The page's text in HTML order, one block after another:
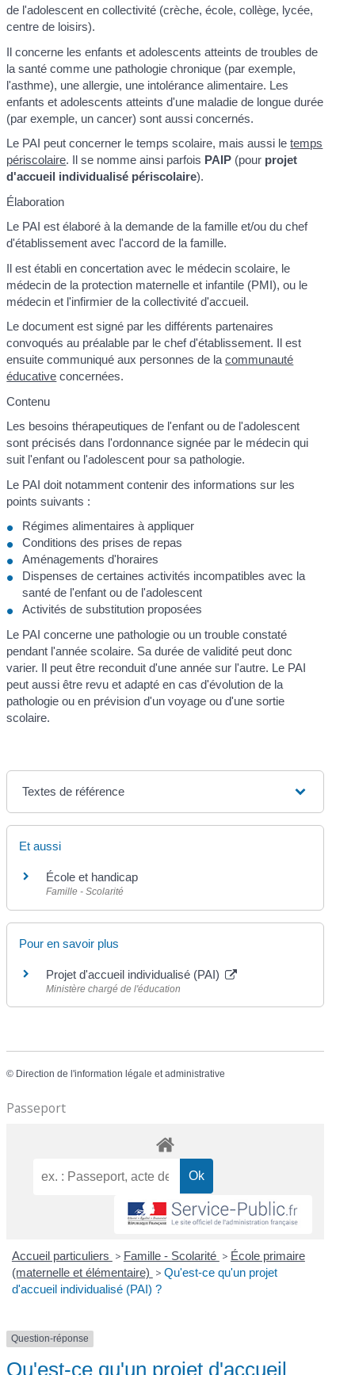
de l'adolescent en collectivité (crèche, école, collège, lycée,
centre de loisirs).
Il concerne les enfants et adolescents atteints de troubles de
la santé comme une pathologie chronique (par exemple,
l'asthme), une allergie, une intolérance alimentaire. Les
enfants et adolescents atteints d'une maladie de longue durée
(par exemple, un cancer) sont aussi concernés.
Le PAI peut concerner le temps scolaire, mais aussi letemps
périscolaire. Il se nomme ainsi parfois PAIP (pour projet
d'accueil individualisé périscolaire).
Élaboration
Le PAI est élaboré à la demande de la famille et/ou du chef
d'établissement avec l'accord de la famille.
Il est établi en concertation avec le médecin scolaire, le
médecin de la protection maternelle et infantile (PMI), ou le
médecin et l'infirmier de la collectivité d'accueil.
Le document est signé par les différents partenaires
convoqués au préalable par le chef d'établissement. Il est
ensuite communiqué aux personnes de lacommunauté
éducative concernées.
Contenu
Les besoins thérapeutiques de l'enfant ou de l'adolescent
sont précisés dans l'ordonnance signée par le médecin qui
suit l'enfant ou l'adolescent pour sa pathologie.
Le PAI doit notamment contenir des informations sur les
points suivants :
Régimes alimentaires à appliquer
Conditions des prises de repas
Aménagements d'horaires
Dispenses de certaines activités incompatibles avec la
santé de l'enfant ou de l'adolescent
Activités de substitution proposées
Le PAI concerne une pathologie ou un trouble constaté
pendant l'année scolaire. Sa durée de validité peut donc
varier. Il peut être reconduit d'une année sur l'autre. Le PAI
peut aussi être revu et adapté en cas d'évolution de la
pathologie ou en prévision d'un voyage ou d'une sortie
scolaire.
Textes de référence
Et aussi
École et handicap
Famille - Scolarité
Pour en savoir plus
Projet d'accueil individualisé (PAI)
Ministère chargé de l'éducation
© Direction de l'information légale et administrative
Passeport
Accueil particuliers > Famille - Scolarité > École primaire
(maternelle et élémentaire) > Qu'est-ce qu'un projet
d'accueil individualisé (PAI) ?
Question-réponse
Qu'est-ce qu'un projet d'accueil